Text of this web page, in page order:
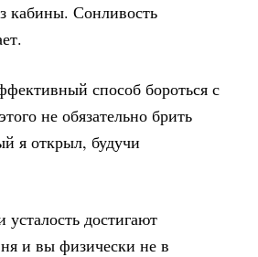
кабины. Сонливость
способ бороться с
не обязательно брить
я открыл, будучи
усталость достигают
и вы физически не в